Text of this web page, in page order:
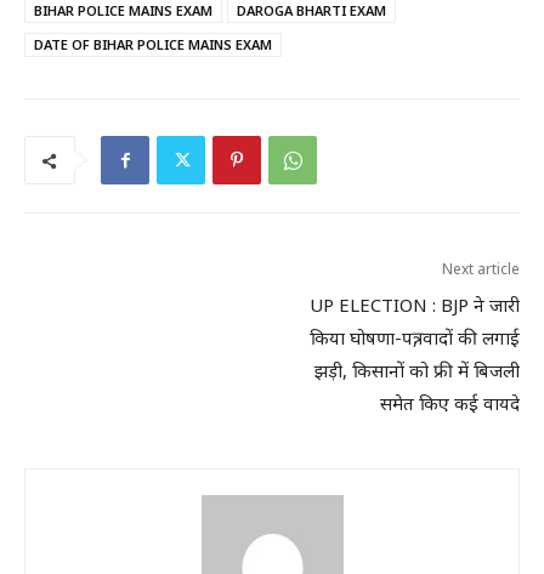
BIHAR POLICE MAINS EXAM
DAROGA BHARTI EXAM
DATE OF BIHAR POLICE MAINS EXAM
Next article
UP ELECTION : BJP ने जारी
किया घोषणा-पत्र, वादों की लगाई
झड़ी, किसानों को फ्री में बिजली
समेत किए कई वायदे